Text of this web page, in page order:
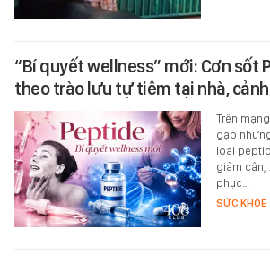
“Bí quyết wellness” mới: Cơn sốt
theo trào lưu tự tiêm tại nhà,
Trên
gặp
loại
giảm cân,
phục…
SỨC KHỎE